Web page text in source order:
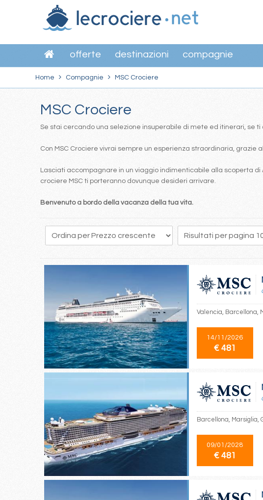
offerte destinazioni compagnie
Home Compagnie MSC Crociere
MSC Crociere
Se stai cercando una selezione insuperabile di mete ed itinerari, se
Con MSC Crociere vivrai sempre un esperienza straordinaria,
Lasciati accompagnare in un viaggio indimenticabile alla scoperta
crociere MSC ti porteranno dovunque desideri arrivare.
Benvenuto a bordo della vacanza della tua vita.
55 56 57 58 60 61 62 63
Valencia, Barcellona,
14/11/2026
€ 481
Barcellona, Marsiglia,
09/01/2028
€ 481